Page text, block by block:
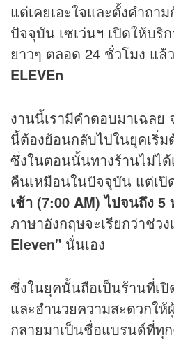
แต่เคยเอะใจและตั้งคำถา
ปัจจุบัน เซเว่นฯ เปิดให้บ
ยาวๆ ตลอด 24 ชั่วโมง แล้
ELEVEn
งานนี้เรามีคำตอบมาเฉลย
นี้ต้องย้อนกลับไปในยุคเริ่
ซึ่งในตอนนั้นทางร้านไม่ได้
คืนเหมือนในปัจจุบัน แต่เปิ
เช้า (7:00 AM) ไปจนถึง 5
ภาษาอังกฤษจะเรียกว่าช่วง
Eleven" นั่นเอง
ซึ่งในยุคนั้นถือเป็นร้านที่เ
และอำนวยความสะดวกใ
กลายมาเป็นชื่อแบรนด์ที่ทุ